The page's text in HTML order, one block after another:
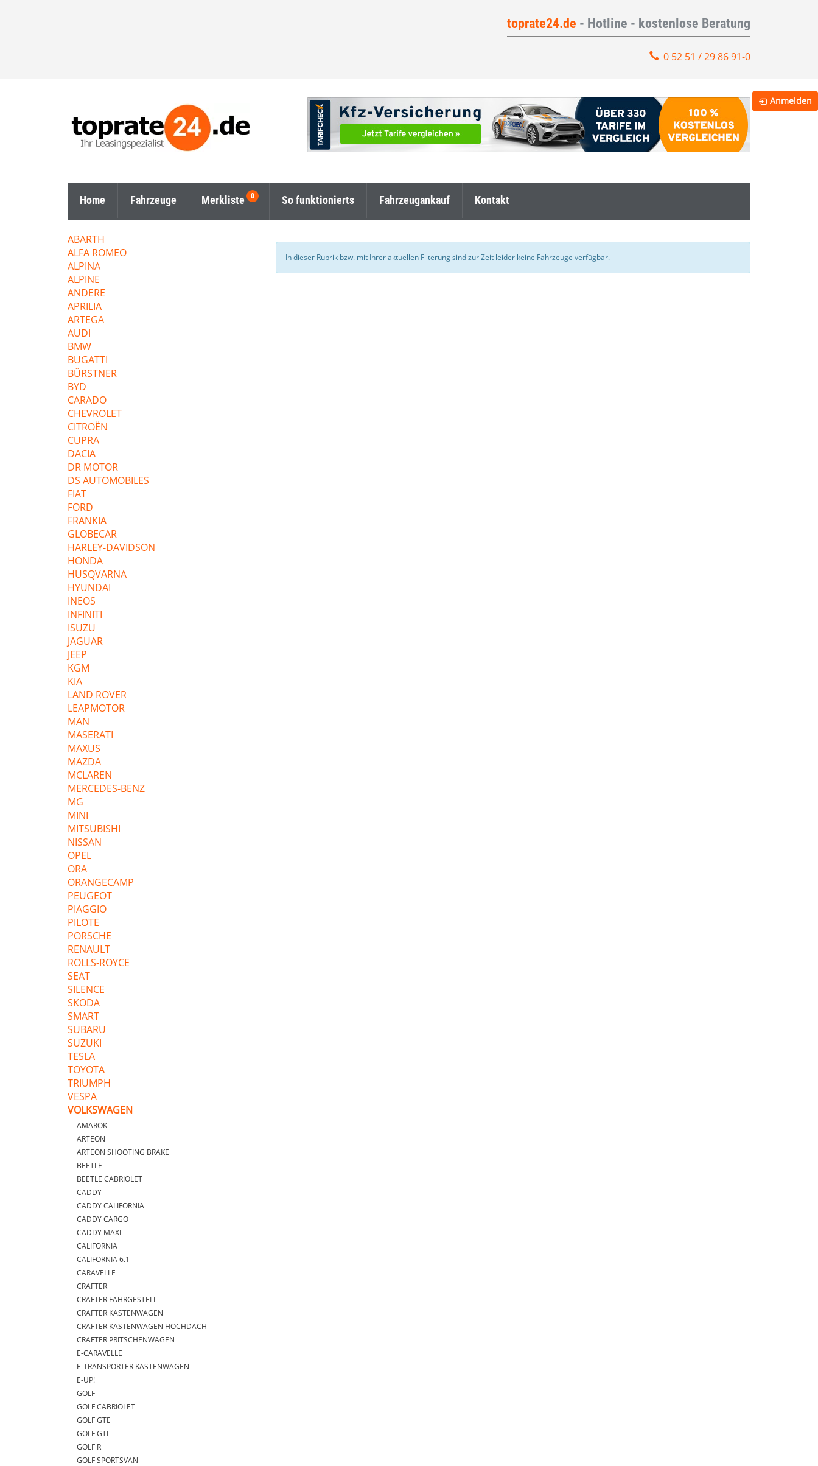
toprate24.de - Hotline - kostenlose Beratung
0 52 51 / 29 86 91-0
Home Fahrzeuge Merkliste So funktionierts Fahrzeugankauf Kontakt
In dieser Rubrik bzw. mit Ihrer aktuellen Filterung sind zur Zeit leider keine Fahrzeuge verfügbar.
ABARTH
ALFA ROMEO
ALPINA
ALPINE
ANDERE
APRILIA
ARTEGA
AUDI
BMW
BUGATTI
BÜRSTNER
BYD
CARADO
CHEVROLET
CITROËN
CUPRA
DACIA
DR MOTOR
DS AUTOMOBILES
FIAT
FORD
FRANKIA
GLOBECAR
HARLEY-DAVIDSON
HONDA
HUSQVARNA
HYUNDAI
INEOS
INFINITI
ISUZU
JAGUAR
JEEP
KGM
KIA
LAND ROVER
LEAPMOTOR
MAN
MASERATI
MAXUS
MAZDA
MCLAREN
MERCEDES-BENZ
MG
MINI
MITSUBISHI
NISSAN
OPEL
ORA
ORANGECAMP
PEUGEOT
PIAGGIO
PILOTE
PORSCHE
RENAULT
ROLLS-ROYCE
SEAT
SILENCE
SKODA
SMART
SUBARU
SUZUKI
TESLA
TOYOTA
TRIUMPH
VESPA
VOLKSWAGEN
AMAROK
ARTEON
ARTEON SHOOTING BRAKE
BEETLE
BEETLE CABRIOLET
CADDY
CADDY CALIFORNIA
CADDY CARGO
CADDY MAXI
CALIFORNIA
CALIFORNIA 6.1
CARAVELLE
CRAFTER
CRAFTER FAHRGESTELL
CRAFTER KASTENWAGEN
CRAFTER KASTENWAGEN HOCHDACH
CRAFTER PRITSCHENWAGEN
E-CARAVELLE
E-TRANSPORTER KASTENWAGEN
E-UP!
GOLF
GOLF CABRIOLET
GOLF GTE
GOLF GTI
GOLF R
GOLF SPORTSVAN
Anmelden